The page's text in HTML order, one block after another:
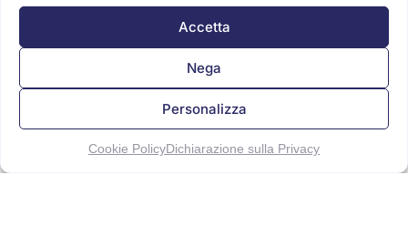
Accetta
Nega
Personalizza
Cookie PolicyDichiarazione sulla Privacy